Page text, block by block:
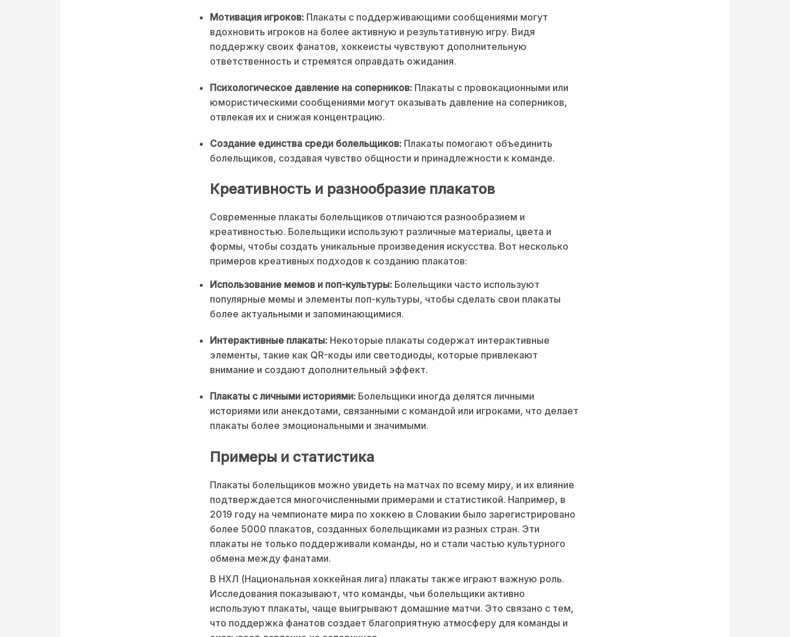
Мотивация игроков: Плакаты с поддерживающими сообщениями могут
вдохновить игроков на более активную и результативную игру. Видя
поддержку своих фанатов, хоккеисты чувствуют дополнительную
ответственность и стремятся оправдать ожидания.
Психологическое давление на соперников: Плакаты с провокационными или
юмористическими сообщениями могут оказывать давление на соперников,
отвлекая их и снижая концентрацию.
Создание единства среди болельщиков: Плакаты помогают объединить
болельщиков, создавая чувство общности и принадлежности к команде.
Креативность и разнообразие плакатов
Современные плакаты болельщиков отличаются разнообразием и
креативностью. Болельщики используют различные материалы, цвета и
формы, чтобы создать уникальные произведения искусства. Вот несколько
примеров креативных подходов к созданию плакатов:
Использование мемов и поп-культуры: Болельщики часто используют
популярные мемы и элементы поп-культуры, чтобы сделать свои плакаты
более актуальными и запоминающимися.
Интерактивные плакаты: Некоторые плакаты содержат интерактивные
элементы, такие как QR-коды или светодиоды, которые привлекают
внимание и создают дополнительный эффект.
Плакаты с личными историями: Болельщики иногда делятся личными
историями или анекдотами, связанными с командой или игроками, что делает
плакаты более эмоциональными и значимыми.
Примеры и статистика
Плакаты болельщиков можно увидеть на матчах по всему миру, и их влияние
подтверждается многочисленными примерами и статистикой. Например, в
2019 году на чемпионате мира по хоккею в Словакии было зарегистрировано
более 5000 плакатов, созданных болельщиками из разных стран. Эти
плакаты не только поддерживали команды, но и стали частью культурного
обмена между фанатами.
В НХЛ (Национальная хоккейная лига) плакаты также играют важную роль.
Исследования показывают, что команды, чьи болельщики активно
используют плакаты, чаще выигрывают домашние матчи. Это связано с тем,
что поддержка фанатов создает благоприятную атмосферу для команды и